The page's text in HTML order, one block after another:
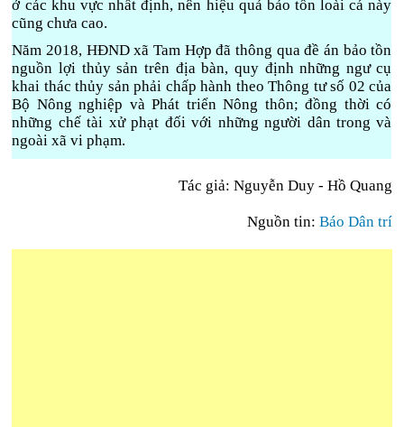
ở các khu vực nhất định, nên hiệu quả bảo tồn loài cá này
cũng chưa cao.
Năm 2018, HĐND xã Tam Hợp đã thông qua đề án bảo tồn
nguồn lợi thủy sản trên địa bàn, quy định những ngư cụ
khai thác thủy sản phải chấp hành theo Thông tư số 02 của
Bộ Nông nghiệp và Phát triển Nông thôn; đồng thời có
những chế tài xử phạt đối với những người dân trong và
ngoài xã vi phạm.
Tác giả: Nguyễn Duy - Hồ Quang
Nguồn tin: Báo Dân trí